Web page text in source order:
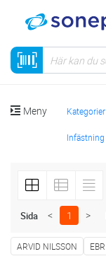
Meny Kategorier
Infästning
Sida < 1 >
ARVID NILSSON EBR